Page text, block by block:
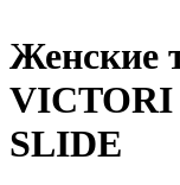
Женские
VICTORI
SLIDE